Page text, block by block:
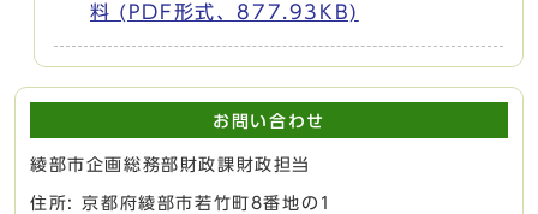
料 (PDF形式、877.93KB)
お問い合わせ
綾部市企画総務部財政課財政担当
住所: 京都府綾部市若竹町8番地の1